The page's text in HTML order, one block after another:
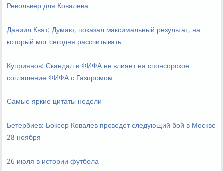
Револьвер для Ковалева
Даниил Квят: Думаю, показал максимальный результат, на
который мог сегодня рассчитывать
Куприянов: Скандал в ФИФА не влияет на спонсорское
соглашение ФИФА с Газпромом
Самые яркие цитаты недели
Бетербиев: Боксер Ковалев проведет следующий бой в Москве
28 ноября
26 июля в истории футбола